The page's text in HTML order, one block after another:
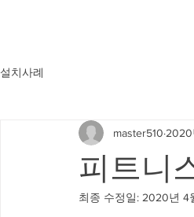
설치사례
피트니
master510 2020
최종 수정일: 2020년 4